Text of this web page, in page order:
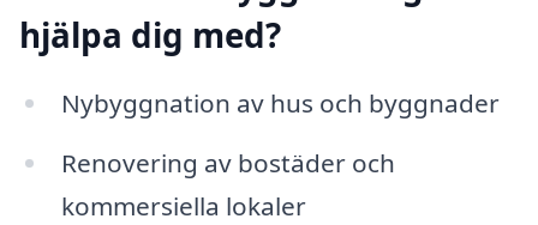
hjälpa dig med?
Nybyggnation av hus och byggnader
Renovering av bostäder och
kommersiella lokaler